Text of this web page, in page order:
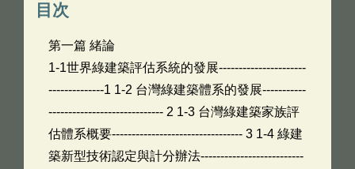
目次
第一篇 緒論
1-1世界綠建築評估系統的發展----------------------
--------------1 1-2 台灣綠建築體系的發展-----------
----------------------------- 2 1-3 台灣綠建築家族評
估體系概要--------------------------------- 3 1-4 綠建
築新型技術認定與計分辦法--------------------------